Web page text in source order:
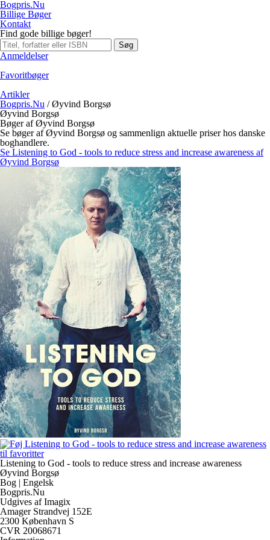
Bogpris.Nu
Billige Bøger
Kontakt
Find gode billige bøger!
Søg
Anmeldelser
Favoritbøger
Artikler
Bogpris.Nu /Øyvind Borgsø
Øyvind Borgsø
Bøger af Øyvind Borgsø
Se bøger af Øyvind Borgsø og sammenlign aktuelle priser hos danske
boghandlere.
Se Listening to God - tools to reduce stress and increase awareness af
Øyvind Borgsø
Listening to God - tools to reduce stress and increase awareness
Øyvind Borgsø
Bog | Engelsk
Bogpris.Nu
Udgives af Imagix
Amager Strandvej 152E
2300 København S
CVR 20068671